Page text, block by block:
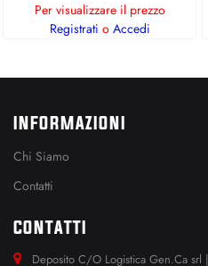
Per visualizzare il prezzo
Registrati o Accedi
INFORMAZIONI
Chi Siamo
Contatti
CONTATTI
Deposito C/O Logistica Gen.Ca srl